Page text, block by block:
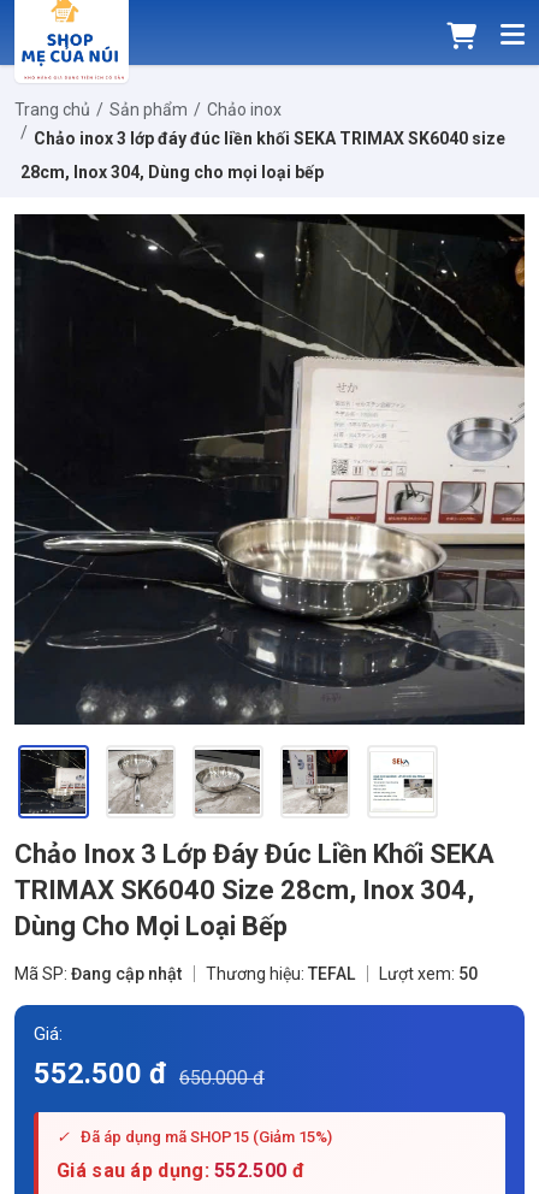
Trang chủ Sản phẩm
Chảo inox
Chảo inox 3 lớp đáy đúc liền khối SEKA TRIMAX SK6040 size
28cm, Inox 304, Dùng cho mọi loại bếp
Chảo Inox 3 Lớp Đáy Đúc Liền Khối SEKA
TRIMAX SK6040 Size 28cm, Inox 304,
Dùng Cho Mọi Loại Bếp
Mã SP: Đang cập nhật Thương hiệu: TEFAL Lượt xem: 50
Giá:
552.500 đ 650.000 đ
✓ Đã áp dụng mã SHOP15 (Giảm 15%)
Giá sau áp dụng:552.500 đ